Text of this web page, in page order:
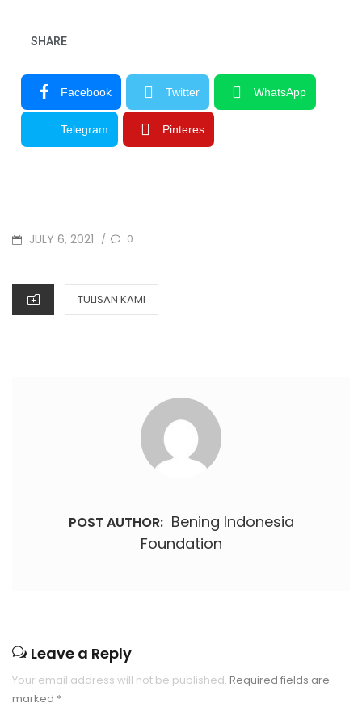
SHARE
Facebook Twitter WhatsApp
Telegram Pinteres
JULY 6, 2021 / 0
TULISAN KAMI
POST AUTHOR: Bening Indonesia
Foundation
Leave a Reply
Your email address will not be published. Required fields are
marked *